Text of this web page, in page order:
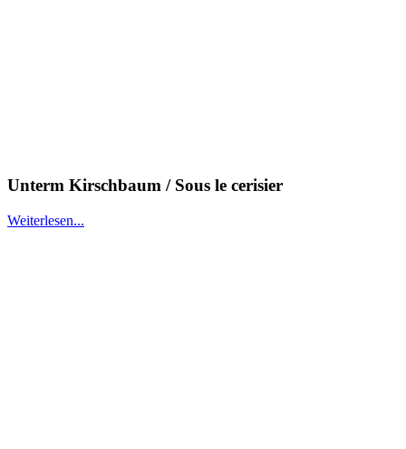
Unterm Kirschbaum / Sous le cerisier
Weiterlesen...